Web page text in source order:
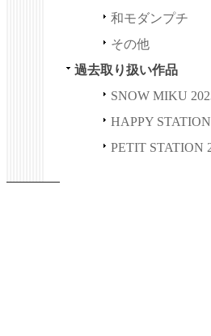
HAPPY＆
021
1
初音ミク
0
LUPIN
和モダンプチ
その他
過去取り扱い作品
SNOW MIKU
HAPPY STATION
PETIT STATION